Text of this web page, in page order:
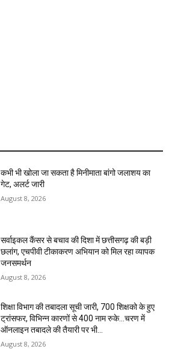
कभी भी खोला जा सकता है मिनीमाता बांगो जलाशय का
गेट, अलर्ट जारी
August 8, 2026
सर्वाइकल कैंसर से बचाव की दिशा में छत्तीसगढ़ की बड़ी
छलांग, एचपीवी टीकाकरण अभियान को मिल रहा व्यापक
जनसमर्थन
August 8, 2026
शिक्षा विभाग की तबादला सूची जारी, 700 शिक्षको के हुए
ट्रांसफर, विभिन्न कारणों से 400 नाम रुके…चरण में
ऑनलाइन तबादले की तैयारी पर भी...
August 8, 2026